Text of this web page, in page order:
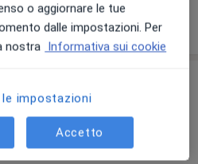
dettagli
sull'esperienza
Prenota una visita
o aggiornare le tue
dalle impostazioni. Per
nostra Informativa sui cookie
impostazioni
Accetto